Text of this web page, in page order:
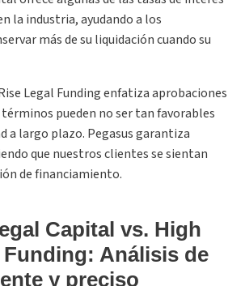
la industria, ayudando a los
más de su liquidación cuando su
Legal Funding enfatiza aprobaciones
términos pueden no ser tan favorables
a largo plazo. Pegasus garantiza
que nuestros clientes se sientan
de financiamiento.
Capital vs. High
Funding: Análisis de
y preciso